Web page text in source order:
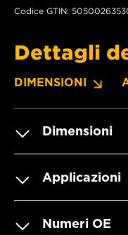
Codice GTIN:
Dettagli
DIMENSIONI
Dimensioni
Applicazioni
Numeri OE